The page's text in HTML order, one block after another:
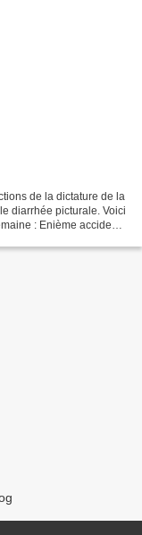
de la dictature de la
diarrhée picturale. Voici
: Enième accident